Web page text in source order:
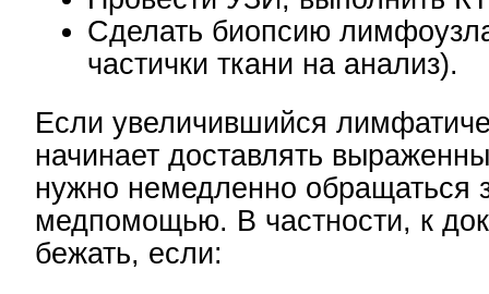
Сделать биопсию
частички ткани на анализ).
Если увеличившийся
начинает доставлять
нужно немедленно обращаться
медпомощью. В частности, к
бежать, если: